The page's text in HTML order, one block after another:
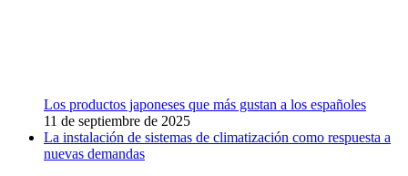
Los productos japoneses que más gustan a los españoles
11 de septiembre de 2025
La instalación de sistemas de climatización como respuesta a
nuevas demandas